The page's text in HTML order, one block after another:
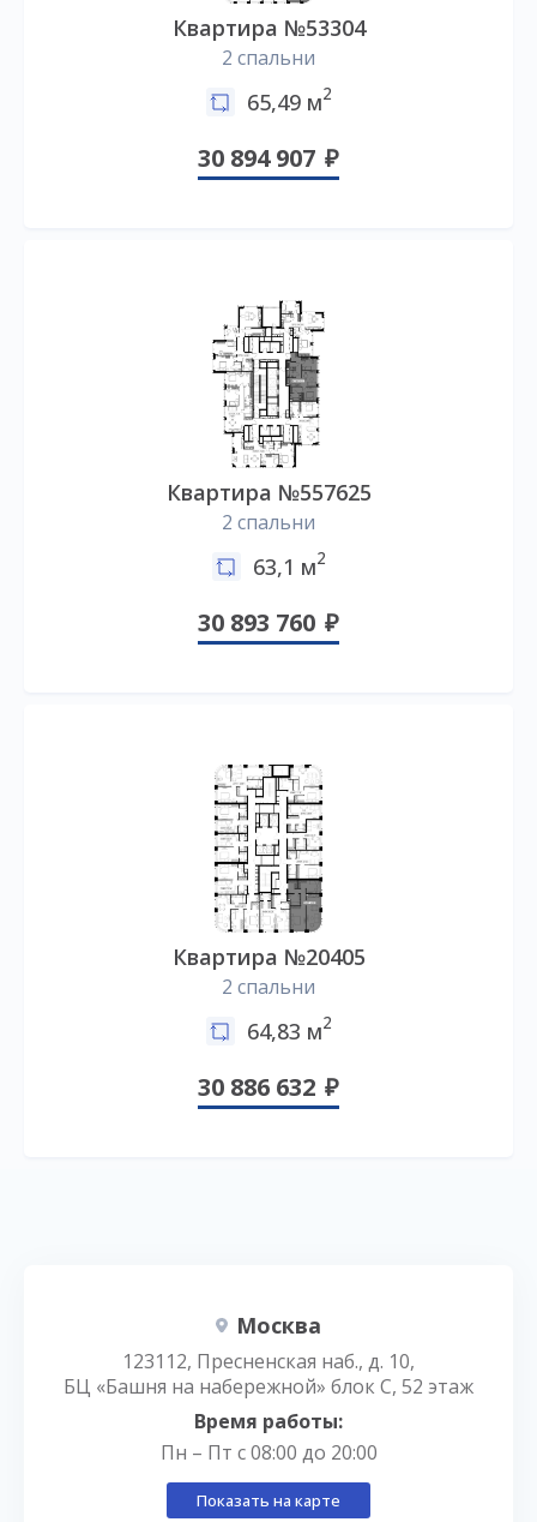
Квартира №53304
2 спальни
65,49 м2
30 894 907
Квартира №557625
2 спальни
63,1 м2
30 893 760
Квартира №20405
2 спальни
64,83 м2
30 886 632
Москва
123112, Пресненская наб., д. 10,
БЦ «Башня на набережной» блок С, 52 этаж
Время работы:
Пн – Пт с 08:00 до 20:00
Показать на карте